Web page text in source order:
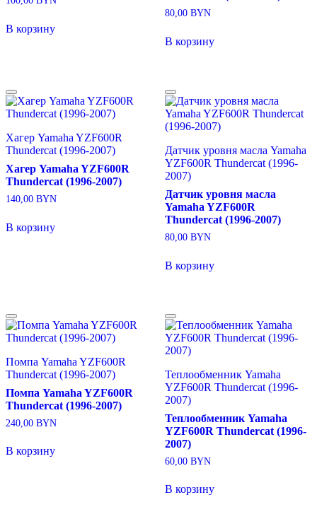
В корзину
80,00 BYN
В корзину
Хагер Yamaha YZF600R
Thundercat (1996-2007)
Хагер Yamaha YZF600R
Thundercat (1996-2007)
140,00 BYN
В корзину
Датчик уровня масла Yamaha
YZF600R Thundercat (1996-
2007)
Датчик уровня масла
Yamaha YZF600R
Thundercat (1996-2007)
80,00 BYN
В корзину
Помпа Yamaha YZF600R
Thundercat (1996-2007)
Помпа Yamaha YZF600R
Thundercat (1996-2007)
240,00 BYN
В корзину
Теплообменник Yamaha
YZF600R Thundercat (1996-
2007)
Теплообменник Yamaha
YZF600R Thundercat (1996-
2007)
60,00 BYN
В корзину